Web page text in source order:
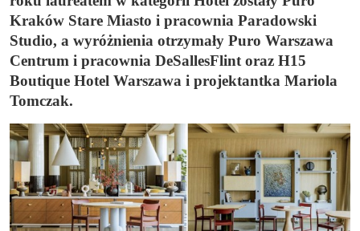
Kraków Stare Miasto i pracownia Paradowski
Studio, a wyróżnienia otrzymały Puro Warszawa
Centrum i pracownia DeSallesFlint oraz H15
Boutique Hotel Warszawa i projektantka Mariola
Tomczak.